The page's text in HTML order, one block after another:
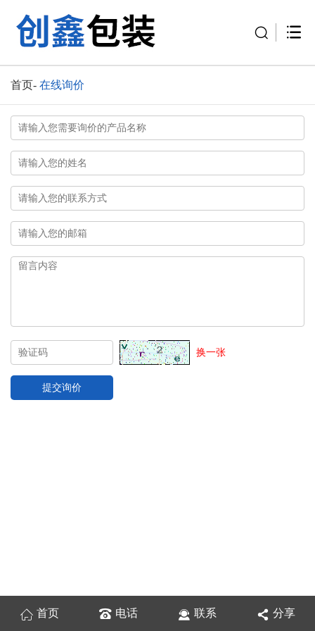
首页- 在线询价
换一张
首页 电话 联系 分享